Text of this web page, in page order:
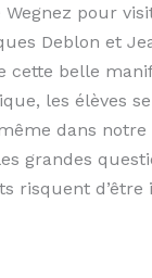
pour
Deblon et
cette belle
les élèves
dans
grandes